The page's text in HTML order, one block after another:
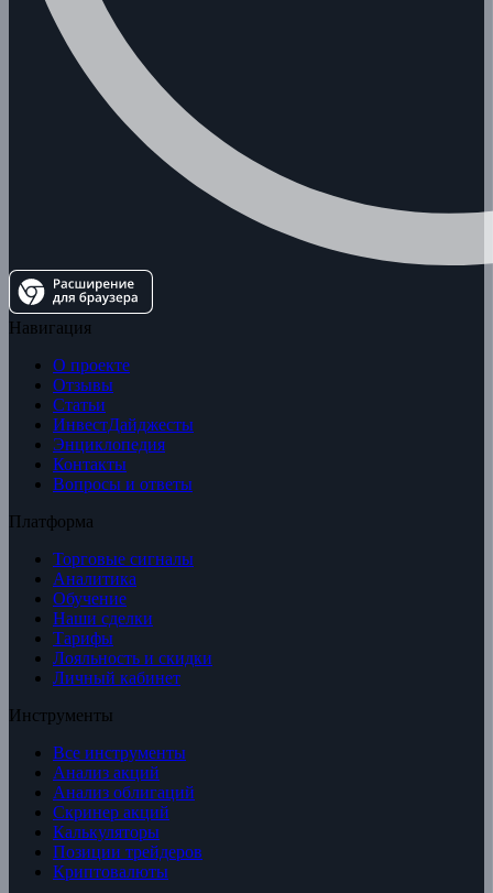
Навигация
О проекте
Отзывы
Статьи
ИнвестДайджесты
Энциклопедия
Контакты
Вопросы и ответы
Платформа
Торговые сигналы
Аналитика
Обучение
Наши сделки
Тарифы
Лояльность и скидки
Личный кабинет
Инструменты
Все инструменты
Анализ акций
Анализ облигаций
Скринер акций
Калькуляторы
Позиции трейдеров
Криптовалюты